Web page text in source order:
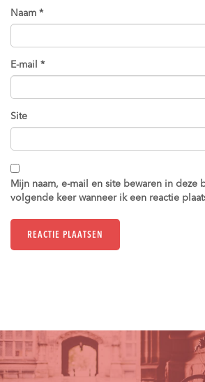
Naam *
E-mail *
Site
Mijn naam, e-mail en site bewaren in deze
volgende keer wanneer ik een reactie